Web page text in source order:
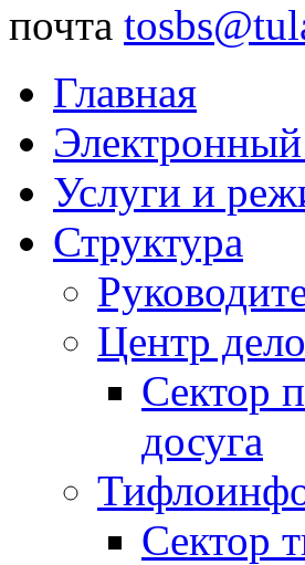
почта
Главная
Электронный
Услуги и
Структура
Центр
Сектор
досуга
Сектор